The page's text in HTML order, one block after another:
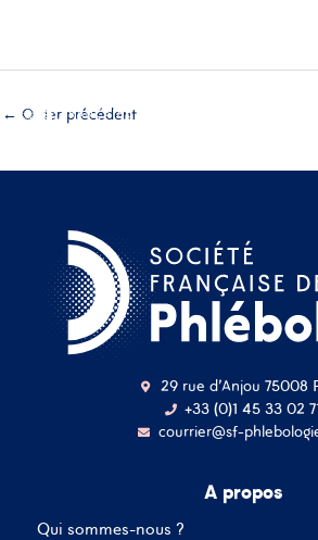
← Order précédent
29 rue d'Anjou 75008
+33 (0)1 45 33 02
courrier@sf-
A propos
Qui sommes-nous ?
adresse mail